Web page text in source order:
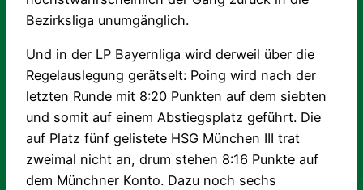
Bezirksliga unumgänglich.
Und in der LP Bayernliga wird derweil über die
Regelauslegung gerätselt: Poing wird nach der
letzten Runde mit 8:20 Punkten auf dem siebten
und somit auf einem Abstiegsplatz geführt. Die
auf Platz fünf gelistete HSG München III trat
zweimal nicht an, drum stehen 8:16 Punkte auf
dem Münchner Konto. Dazu noch sechs